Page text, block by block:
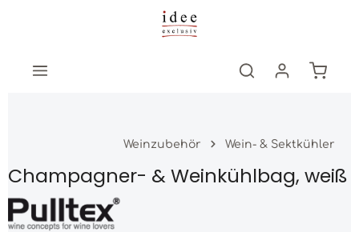
Zum Hauptinhalt springen
Weinzubehör Wein- & Sektkühler
Champagner- & Weinkühlbag, weiß